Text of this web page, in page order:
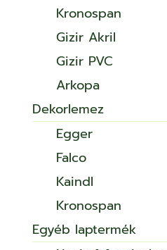
Kronospan
Gizir Akril
Gizir PVC
Arkopa
Dekorlemez
Egger
Falco
Kaindl
Kronospan
Egyéb laptermék